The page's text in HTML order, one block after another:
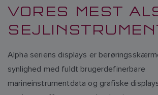
VORES MEST
Alpha seriens displays er
synlighed med fuldt brugerdefinerbare
marineinstrumentdata og grafiske